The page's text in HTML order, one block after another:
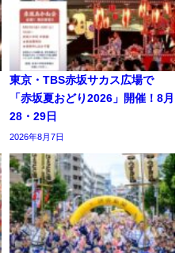
東京・TBS赤坂サカス広場で
「赤坂夏おどり2026」開催！8月
28・29日
2026年8月7日